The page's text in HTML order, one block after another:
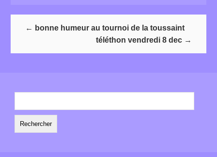
← bonne humeur au tournoi de la toussaint
téléthon vendredi 8 dec→